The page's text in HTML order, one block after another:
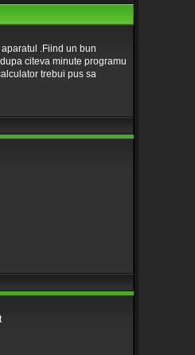
.Fiind un bun
citeva minute programu
trebui pus sa